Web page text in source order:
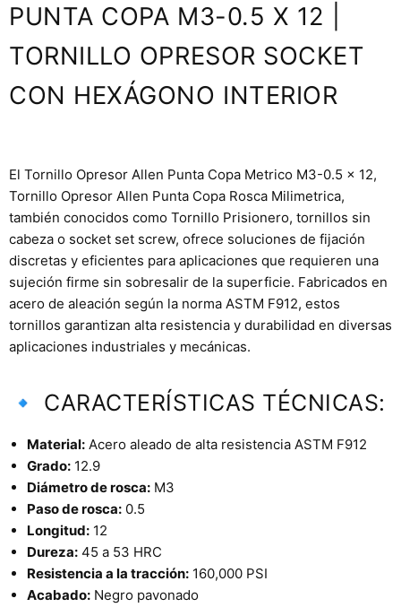
PUNTA COPA M3-0.5 X 12 |
TORNILLO OPRESOR SOCKET
CON HEXÁGONO INTERIOR
El Tornillo Opresor Allen Punta Copa Metrico M3-0.5 x 12,
Tornillo Opresor Allen Punta Copa Rosca Milimetrica,
también conocidos como Tornillo Prisionero, tornillos sin
cabeza o socket set screw, ofrece soluciones de fijación
discretas y eficientes para aplicaciones que requieren una
sujeción firme sin sobresalir de la superficie. Fabricados en
acero de aleación según la norma ASTM F912, estos
tornillos garantizan alta resistencia y durabilidad en diversas
aplicaciones industriales y mecánicas.
🔹 CARACTERÍSTICAS TÉCNICAS:
Material: Acero aleado de alta resistencia ASTM F912
Grado: 12.9
Diámetro de rosca: M3
Paso de rosca: 0.5
Longitud: 12
Dureza: 45 a 53 HRC
Resistencia a la tracción: 160,000 PSI
Acabado: Negro pavonado